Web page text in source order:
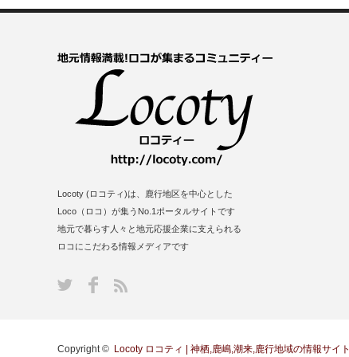
Locoty (ロコティ)は、鹿行地区を中心とした
Loco（ロコ）が集うNo.1ポータルサイトです
地元で暮らす人々と地元応援企業に支えられる
ロコにこだわる情報メディアです
Copyright © Locoty ロコティ | 神栖,鹿嶋,潮来,鹿行地域の情報サイト